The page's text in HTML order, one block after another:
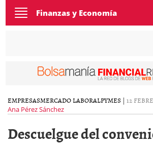
Toggle
navigation
Finanzas y Economía
EMPRESASMERCADO LABORALPYMES | 12
Ana Pérez Sánchez
Descuelgue del